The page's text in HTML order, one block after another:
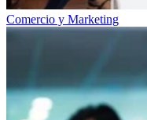
Comercio y Marketing